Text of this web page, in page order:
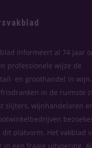
informeert al 74 jaar
professionele wijze de
en groothandel in
in de ruimste
slijters, wijnhandelaren
dit platvorm. Het vakblad
in een fraaie uitvoering.